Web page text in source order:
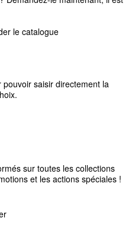
le catalogue
saisir directement la
sur toutes les collections
et les actions spéciales !